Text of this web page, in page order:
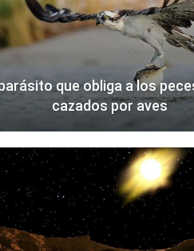
que obliga a los
cazados por aves